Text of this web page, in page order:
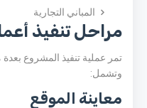
المباني التجارية
مراحل تنفيذ
تمر عملية تنفيذ المشروع
وتشمل:
معاينة الموقع